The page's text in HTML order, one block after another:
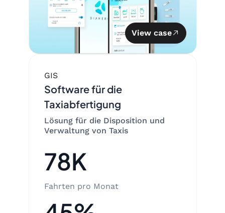
View case
GIS
Software für die
Taxiabfertigung
Lösung für die Disposition und
Verwaltung von Taxis
78K
Fahrten pro Monat